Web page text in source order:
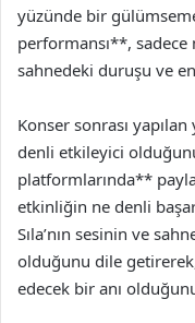
yüzünde bir
performansı**,
sahnedeki duruşu ve
Konser sonrası yapılan
denli etkileyici
platformlarında**
etkinliğin ne denli
Sıla’nın sesinin ve
olduğunu dile
edecek bir anı